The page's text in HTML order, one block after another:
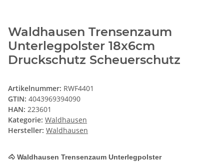
Waldhausen Trensenzaum
Unterlegpolster 18x6cm
Druckschutz Scheuerschutz
Artikelnummer: RWF4401
GTIN: 4043969394090
HAN: 223601
Kategorie: Waldhausen
Hersteller: Waldhausen
🐴 Waldhausen Trensenzaum Unterlegpolster